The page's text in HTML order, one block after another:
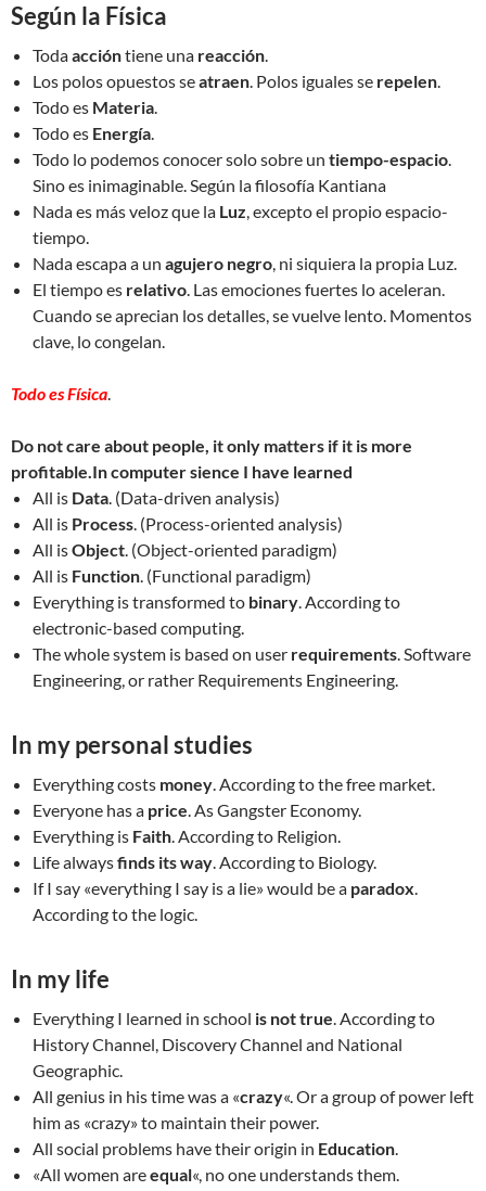
Según la Física
Todaaccióntiene una reacción.
Los polos opuestos seatraen. Polos iguales se repelen.
Todo es Materia.
Todo es Energía.
Todo lo podemos conocer solo sobre un tiempo-espacio.
Sino es inimaginable. Según la filosofía Kantiana
Nada es más veloz que la Luz, excepto el propio espacio-
tiempo.
Nada escapa a un agujero negro, ni siquiera la propia Luz.
El tiempo es relativo. Las emociones fuertes lo aceleran.
Cuando se aprecian los detalles, se vuelve lento. Momentos
clave, lo congelan.
Todo es Física.
Do not care about people, it only matters if it is more
profitable.In computer sience I have learned
All is Data. (Data-driven analysis)
All is Process. (Process-oriented analysis)
All isObject. (Object-oriented paradigm)
All is Function. (Functional paradigm)
Everything is transformed to binary. According to
electronic-based computing.
The whole system is based on user requirements. Software
Engineering, or rather Requirements Engineering.
In my personal studies
Everything costs money. According to the free market.
Everyone has a price. As Gangster Economy.
Everything is Faith. According to Religion.
Life alwaysfinds its way. According to Biology.
If I say «everything I say is a lie» would be a paradox.
According to the logic.
In my life
Everything I learned in school is not true. According to
History Channel, Discovery Channel and National
Geographic.
All genius in his time was a «crazy«. Or a group of power left
him as «crazy» to maintain their power.
All social problems have their origin in Education.
«All women areequal«, no one understands them.